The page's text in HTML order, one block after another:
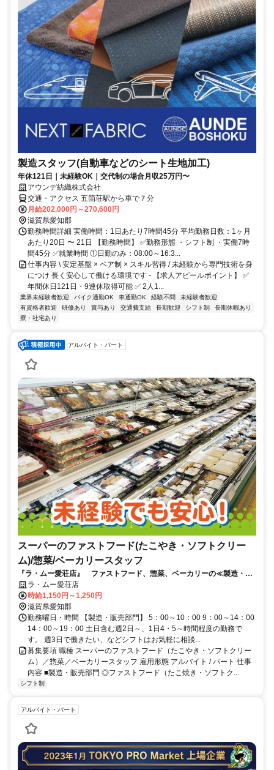
製造スタッフ(自動車などのシート生地加工)
年休121日｜未経験OK｜交代制の場合月収25万円〜
アウンデ紡織株式会社
交通・アクセス 五箇荘駅から車で７分
月給202,000円～270,600円
滋賀県愛知郡
勤務時間詳細 実働時間：1日あたり7時間45分 平均勤務日数：1ヶ月
あたり20日 〜 21日 【勤務時間】 ✅勤務形態 ・シフト制 ・実働7時
間45分 ✅就業時間 ①日勤のみ：08:00～16:3...
仕事内容 \ 安定基盤 × ペア制 × スキル習得 / 未経験から専門技術を身
につけ 長く安心して働ける環境です - 【求人アピールポイント】 ✅
年間休日121日・9連休取得可能 ✅ 2人1...
業界未経験者歓迎 バイク通勤OK 車通勤OK 経験不問
未経験者歓迎
有資格者歓迎
研修あり 賞与あり 交通費支給 長期歓迎 シフト制
長期休暇あり
寮・社宅あり
アルバイト・パート
スーパーのファストフード(たこやき・ソフトクリー
ム)/惣菜/ベーカリースタッフ
『ラ・ムー愛荘店』 ファストフード、惣菜、ベーカリーの≪製造・販
売≫スタッフ募集中
ラ・ムー愛荘店
時給1,150円～1,250円
滋賀県愛知郡
勤務曜日・時間 【製造・販売部門】 5：00～10：00 9：00～14：00
14：00～19：00 土日含む週2日～、1日4・5～時間程度の勤務で
す。 週3日で働きたい、などシフトはお気軽に相談...
募集要項 職種 スーパーのファストフード（たこやき・ソフトクリー
ム）／惣菜／ベーカリースタッフ 雇用形態 アルバイト / パート 仕事
内容 ■製造・販売部門 ◎ファストフード（たこ焼き・ソフトク...
シフト制
アルバイト・パート